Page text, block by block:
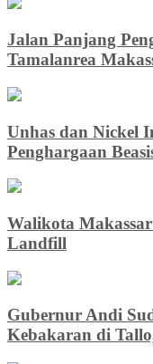
Jalan Panjang
Tamalanrea
Unhas dan Nickel
Penghargaan
Walikota
Landfill
Gubernur Andi
Kebakaran di